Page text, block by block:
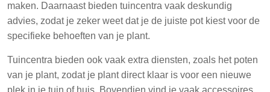
maken. Daarnaast bieden tuincentra vaak deskundig
advies, zodat je zeker weet dat je de juiste pot kiest voor de
specifieke behoeften van je plant.
Tuincentra bieden ook vaak extra diensten, zoals het poten
van je plant, zodat je plant direct klaar is voor een nieuwe